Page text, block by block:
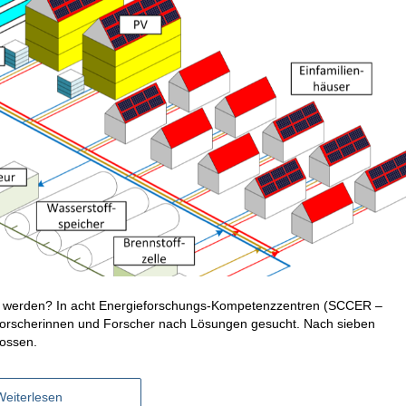
In acht Energieforschungs-Kompetenzzentren (SCCER –
und Forscher nach Lösungen gesucht. Nach sieben